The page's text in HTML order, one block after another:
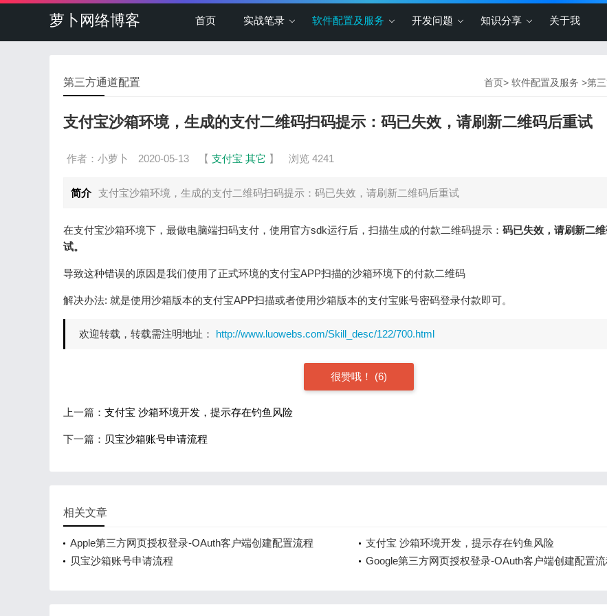
萝卜网络博客 首页 实战笔录 软件配置及服务 开发问题 知识分享 关于我
首页> 软件配置及服务 >第
第三方通道配置
支付宝沙箱环境，生成的支付二维码扫码提示：码已失效，请刷新二维码后重试
作者：小萝卜 2020-05-13 【 支付宝 其它 】 浏览 4241
简介 支付宝沙箱环境，生成的支付二维码扫码提示：码已失效，请刷新二维码后重试
在支付宝沙箱环境下，最做电脑端扫码支付，使用官方sdk运行后，扫描生成的付款二维码提示： 码已失效，请刷新二
试。
导致这种错误的原因是我们使用了正式环境的支付宝APP扫描的沙箱环境下的付款二维码
解决办法: 就是使用沙箱版本的支付宝APP扫描或者使用沙箱版本的支付宝账号密码登录付款即可。
欢迎转载，转载需注明地址： http://www.luowebs.com/Skill_desc/122/700.html
很赞哦！ (6)
上一篇： 支付宝 沙箱环境开发，提示存在钓鱼风险
下一篇： 贝宝沙箱账号申请流程
相关文章
Apple第三方网页授权登录-OAuth客户端创建配置流程
支付宝 沙箱环境开发，提示存在钓鱼风险
贝宝沙箱账号申请流程
Google第三方网页授权登录-OAuth客户端创建配置流